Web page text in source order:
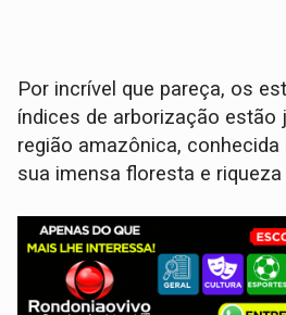
Por incrível que pareça, os
índices de arborização estão
região amazônica,
sua imensa floresta e riqueza